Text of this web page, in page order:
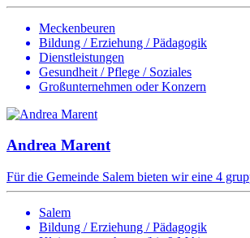
Meckenbeuren
Bildung / Erziehung / Pädagogik
Dienstleistungen
Gesundheit / Pflege / Soziales
Großunternehmen oder Konzern
Andrea Marent
Für die Gemeinde Salem bieten wir eine 4
Salem
Bildung / Erziehung / Pädagogik